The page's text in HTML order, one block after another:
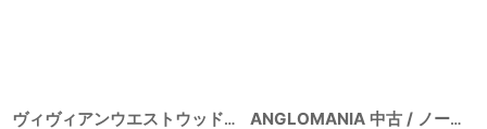
ヴィヴィアンウエストウッド 中古 / ハンカチーフ ベージュ ×グラフィティオーブ柄 O-26-08-02-069-gd-IG-OS ANGLOMANIA 中古 / ノートブック レッド O-26-08-02-097-gd-IG-OS